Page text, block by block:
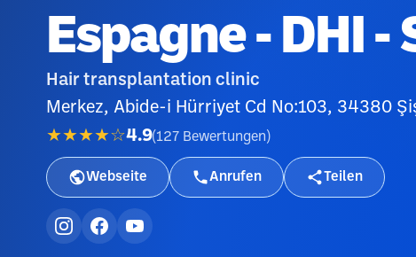
Espagne - DHI -
Hair transplantation clinic
Merkez, Abide-i Hürriyet Cd No:103, 34380
★★★★☆4.9(127 Bewertungen )
Webseite Anrufen Teilen